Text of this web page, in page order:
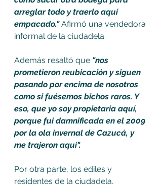
arreglar todo y traerlo aquí
empacado." Afirmó una vendedora
informal de la ciudadela.
Además resaltó que "nos
prometieron reubicación y siguen
pasando por encima de nosotros
como si fuésemos bichos raros. Y
eso, que yo soy propietaria aquí,
porque fui damnificada en el 2009
por la ola invernal de Cazucá, y
me trajeron aquí".
Por otra parte, los ediles y
residentes de la ciudadela,